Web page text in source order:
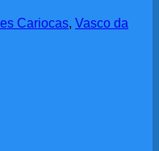
Cariocas, Vasco da